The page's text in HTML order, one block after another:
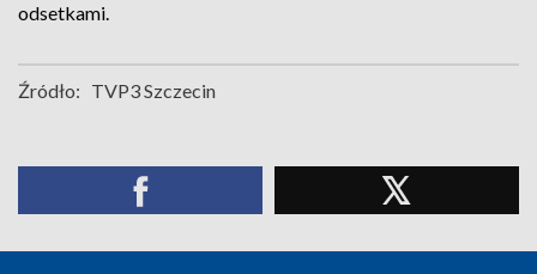
odsetkami.
Źródło: TVP3 Szczecin